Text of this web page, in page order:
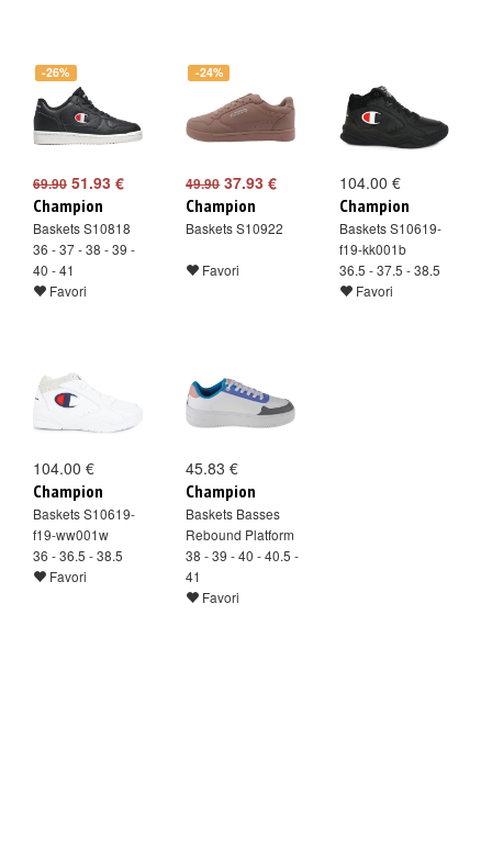
-26%
69.90 51.93 €
Champion
Baskets S10818
36 - 37 - 38 - 39 -
40 - 41
Favori
-24%
49.9037.93 €
Champion
Baskets S10922
Favori
104.00 €
Champion
Baskets S10619-
f19-kk001b
36.5 - 37.5 - 38.5
Favori
104.00 €
Champion
Baskets S10619-
f19-ww001w
36 - 36.5 - 38.5
Favori
45.83 €
Champion
Baskets Basses
Rebound Platform
38 - 39 - 40 - 40.5 -
41
Favori